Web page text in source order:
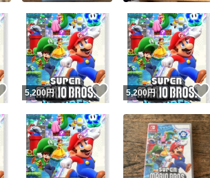
いいね！
5,200円 いいね！
5,200円